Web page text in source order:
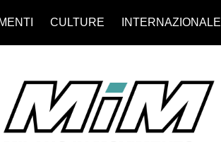
CULTURE INTERNAZIONALE